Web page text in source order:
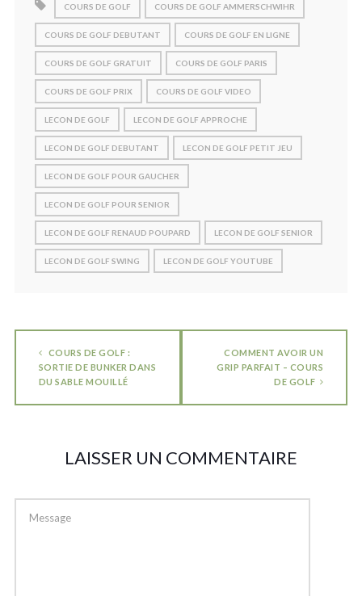
COURS DE GOLF COURS DE GOLF AMMERSCHWIHR
COURS DE GOLF DEBUTANT COURS DE GOLF EN LIGNE
COURS DE GOLF GRATUIT COURS DE GOLF PARIS
COURS DE GOLF PRIX COURS DE GOLF VIDEO
LECON DE GOLF LECON DE GOLF APPROCHE
LECON DE GOLF DEBUTANT LECON DE GOLF PETIT JEU
LECON DE GOLF POUR GAUCHER
LECON DE GOLF POUR SENIOR
LECON DE GOLF RENAUD POUPARD LECON DE GOLF SENIOR
LECON DE GOLF SWING LECON DE GOLF YOUTUBE
COURS DE GOLF :
SORTIE DE BUNKER DANS
DU SABLE MOUILLÉ
COMMENT AVOIR UN
GRIP PARFAIT – COURS
DE GOLF
LAISSER UN COMMENTAIRE